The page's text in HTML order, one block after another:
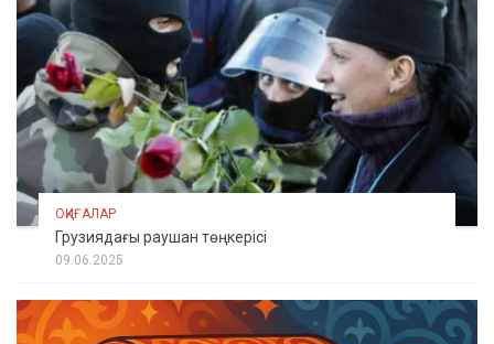
ОҚИҒАЛАР
Грузиядағы раушан төңкерісі
09.06.2025